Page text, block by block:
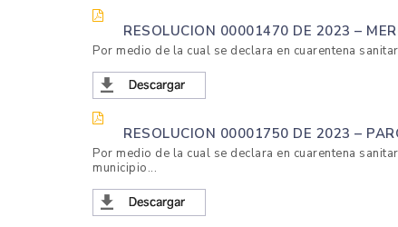
RESOLUCION 00001470 DE 2023 –
Por medio de la cual se declara en cuarentena
RESOLUCION 00001750 DE 2023 –
Por medio de la cual se declara en cuarentena
municipio...